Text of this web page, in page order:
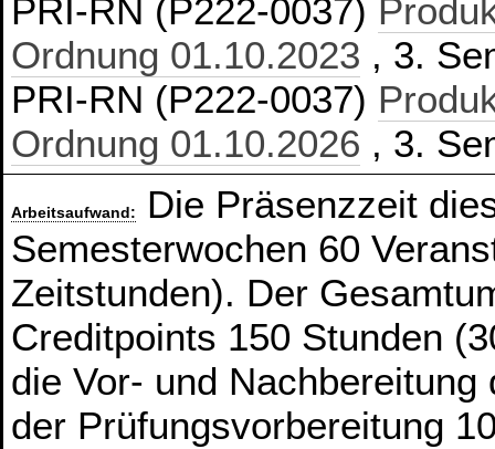
PRI-RN (P222-0037)
Ordnung 01.10.2023 , 3.
PRI-RN (P222-0037)
Ordnung 01.10.2026 , 3.
Arbeitsaufwand:
Die Präsenzzeit
Semesterwochen 60
Zeitstunden). Der
Creditpoints 150 Stunden
die Vor- und
der Prüfungsvorbereitung